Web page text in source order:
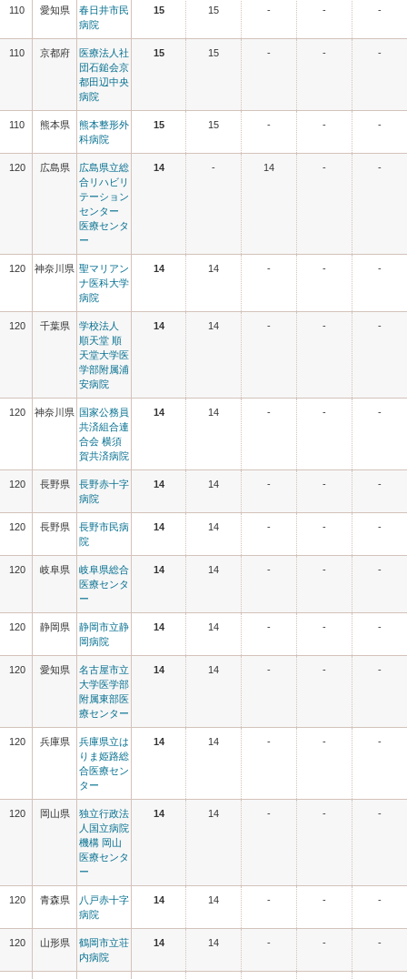
110 愛知県
春日井市民
病院
15 15 - - -
110 京都府
医療法人社
団石鎚会京
都田辺中央
病院
15 15 - - -
110 熊本県
熊本整形外
科病院
15 15 - - -
120 広島県
広島県立総
合リハビリ
テーション
センター
医療センタ
ー
14 - 14 - -
120 神奈川県 聖マリアン
ナ医科大学
病院
14 14 - - -
120 千葉県
学校法人
順天堂 順
天堂大学医
学部附属浦
安病院
14 14 - - -
120 神奈川県 国家公務員
共済組合連
合会 横須
賀共済病院
14 14 - - -
120 長野県
長野赤十字
病院
14 14 - - -
120 長野県
長野市民病
院
14 14 - - -
120 岐阜県
岐阜県総合
医療センタ
ー
14 14 - - -
120 静岡県
静岡市立静
岡病院
14 14 - - -
120 愛知県
名古屋市立
大学医学部
附属東部医
療センター
14 14 - - -
120 兵庫県
兵庫県立は
りま姫路総
合医療セン
ター
14 14 - - -
120 岡山県
独立行政法
人国立病院
機構 岡山
医療センタ
ー
14 14 - - -
120 青森県
八戸赤十字
病院
14 14 - - -
120 山形県
鶴岡市立荘
内病院
14 14 - - -